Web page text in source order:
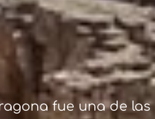
fue una de